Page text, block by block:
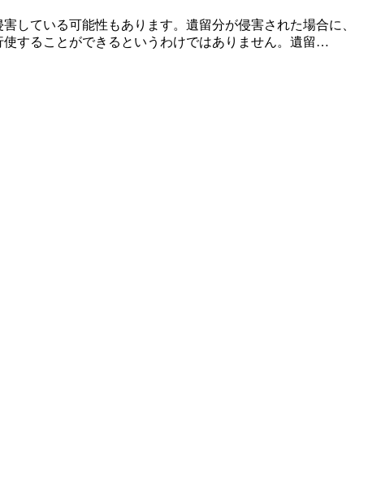
している可能性もあります。遺留分が侵害された場合に、
することができるというわけではありません。遺留…